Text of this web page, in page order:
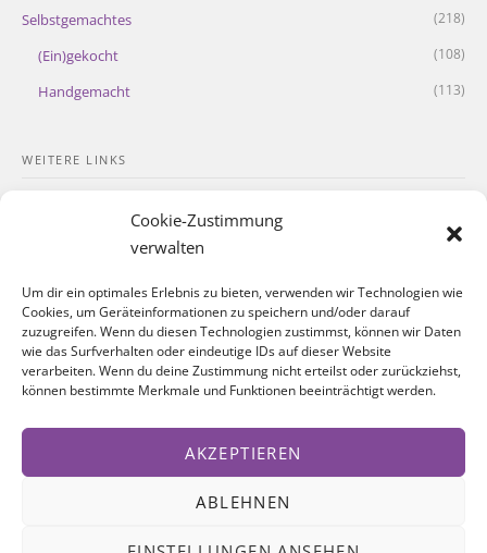
Cookie-Zustimmung
verwalten
Um dir ein optimales Erlebnis zu bieten, verwenden wir Technologien wie
Cookies, um Geräteinformationen zu speichern und/oder darauf
zuzugreifen. Wenn du diesen Technologien zustimmst, können wir Daten
wie das Surfverhalten oder eindeutige IDs auf dieser Website
verarbeiten. Wenn du deine Zustimmung nicht erteilst oder zurückziehst,
können bestimmte Merkmale und Funktionen beeinträchtigt werden.
AKZEPTIEREN
ABLEHNEN
Selbstgemachtes (218)
(Ein)gekocht (108)
Handgemacht (113)
WEITERE LINKS
Cookie-Richtlinie
SOZIALE NETZWERKE
Facebook